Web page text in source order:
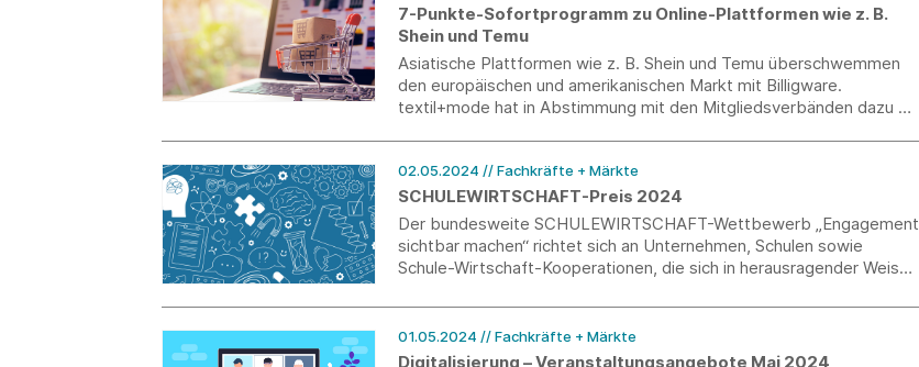
7-Punkte-Sofortprogramm zu Online-Plattformen wie z. B.
Shein und Temu
Asiatische Plattformen wie z. B. Shein und Temu überschwemmen
den europäischen und amerikanischen Markt mit Billigware.
textil+mode hat in Abstimmung mit den Mitgliedsverbänden dazu ein
02.05.2024 // Fachkräfte + Märkte
SCHULEWIRTSCHAFT-Preis 2024
Der bundesweite SCHULEWIRTSCHAFT-Wettbewerb „Engagement
sichtbar machen“ richtet sich an Unternehmen, Schulen sowie
Schule-Wirtschaft-Kooperationen, die sich in herausragender Weise
endet am 11. August 2024.
01.05.2024 // Fachkräfte + Märkte
Digitalisierung – Veranstaltungsangebote Mai 2024